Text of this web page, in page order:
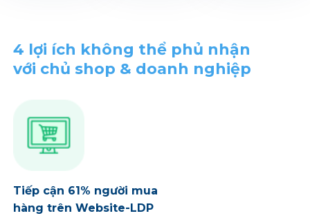
4 lợi ích không thể phủ nhận
với chủ shop & doanh nghiệp
Tiếp cận 61% người mua
hàng trên Website-LDP